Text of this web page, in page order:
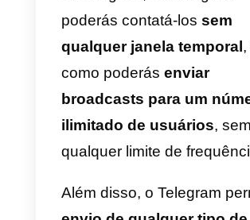
link https://t.me/
Criar um novo
“/newbot”
conversa com o
irá te pedir um